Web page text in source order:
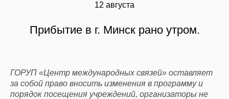
12 августа
Прибытие в г. Минск рано утром.
ГОРУП «Центр международных связей» оставляет
за собой право вносить изменения в программу и
порядок посещения учреждений, организаторы не